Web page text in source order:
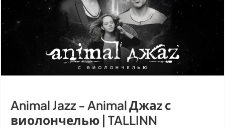
Animal Jazz - Animal Джаz с
виолончелью | TALLINN